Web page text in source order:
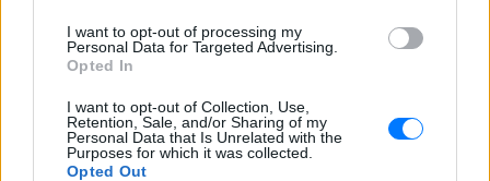
I want to opt-out of processing my
Personal Data for Targeted Advertising.
Opted In
I want to opt-out of Collection, Use,
Retention, Sale, and/or Sharing of my
Personal Data that Is Unrelated with the
Purposes for which it was collected.
Opted Out